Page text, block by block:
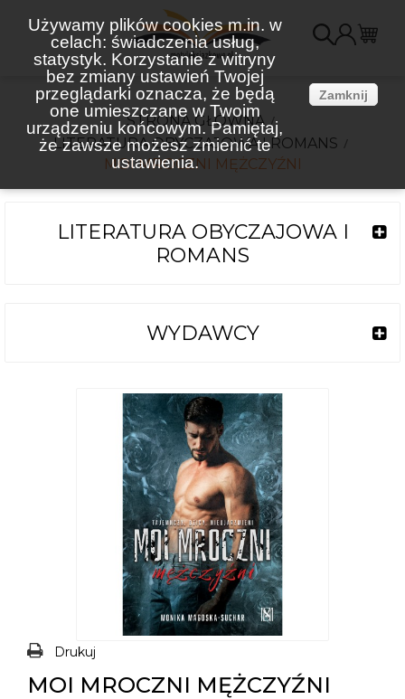
Używamy plików cookies m.in. w
celach: świadczenia usług,
statystyk. Korzystanie z witryny
bez zmiany ustawień Twojej
przeglądarki oznacza, że będą
one umieszczane w Twoim
urządzeniu końcowym. Pamiętaj,
że zawsze możesz zmienić te
ustawienia.
Zamknij
STRONA GŁÓWNA
LITERATURA OBYCZAJOWA I ROMANS
MOI MROCZNI MĘŻCZYŹNI
LITERATURA OBYCZAJOWA I
ROMANS
WYDAWCY
Drukuj
MOI MROCZNI MĘŻCZYŹNI